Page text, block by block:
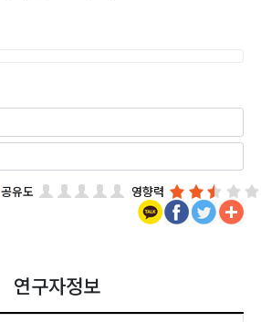
공유도 영향력
연구자정보